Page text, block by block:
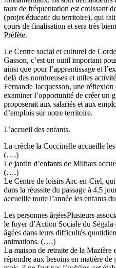
taux de fréquentation est croissant
(projet éducatif du territoire), qui
cours de finalisation et sera très
Préfète.
Le Centre social et culturel de
Gasson, c’est un outil important
ainsi que pour l’apprentissage et
delà des nombreuses et utiles
Fernande Jacquesson, une
examiner l’opportunité de créer un
proposerait aux salariés et aux
d’emplois sur notre territoire.
L’accueil des enfants.
La crèche la Coccinelle accueille
(….)
Le jardin d’enfants de Milhars
(….)
Le Centre de loisirs Arc-en-Ciel,
dans la réussite du passage à 4,5
accueille toute l’année les enfants
Les personnes âgéesPlusieurs
le foyer d’Action Sociale du
âgées dans leurs difficultés
animations. (….)
La maison de retraite de la Mazière
répondre aux besoins en matière